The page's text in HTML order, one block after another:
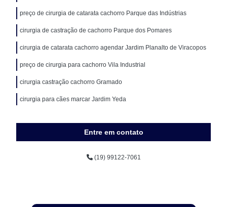
preço de cirurgia de catarata cachorro Parque das Indústrias
cirurgia de castração de cachorro Parque dos Pomares
cirurgia de catarata cachorro agendar Jardim Planalto de Viracopos
preço de cirurgia para cachorro Vila Industrial
cirurgia castração cachorro Gramado
cirurgia para cães marcar Jardim Yeda
Entre em contato
(19) 99122-7061